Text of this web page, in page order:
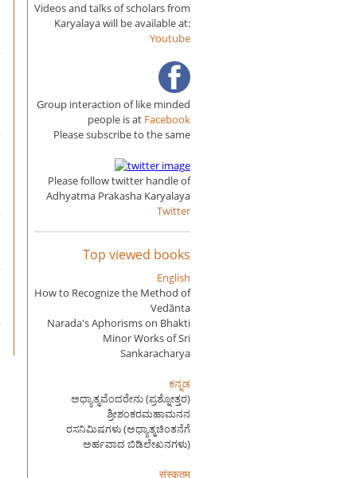
Videos and talks of scholars from
Karyalaya will be available at:
Youtube
Group interaction of like minded
people is at Facebook
Please subscribe to the same
Please follow twitter handle of
Adhyatma Prakasha Karyalaya
Twitter
Top viewed books
English
How to Recognize the Method of
Vedānta
Narada's Aphorisms on Bhakti
Minor Works of Sri
Sankaracharya
ಕನ್ನಡ
ಅಧ್ಯಾತ್ಮವೆಂದರೇನು (ಪ್ರಶ್ನೋತ್ತರ)
ಶ್ರೀಶಂಕರಮಹಾಮನನ
ರಸನಿಮಿಷಗಳು (ಅಧ್ಯಾತ್ಮಚಿಂತನೆಗೆ
ಅರ್ಹವಾದ ಬಿಡಿಲೇಖನಗಳು)
संस्कृतम्